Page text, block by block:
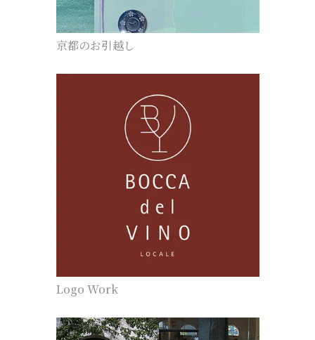
京都のお引越し
Logo Work